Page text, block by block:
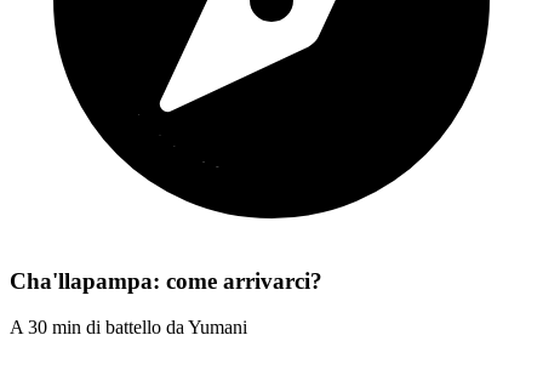
Cha'llapampa: come arrivarci?
A 30 min di battello da Yumani